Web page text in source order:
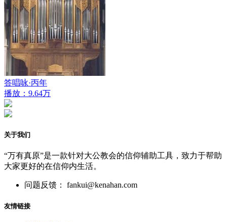
答唱咏·丙年
播放：9.64万
关于我们
“万有真原”是一款针对大公教会的信仰辅助工具，致力于帮助
大家更好的在信仰内生活。
问题反馈： fankui@kenahan.com
友情链接